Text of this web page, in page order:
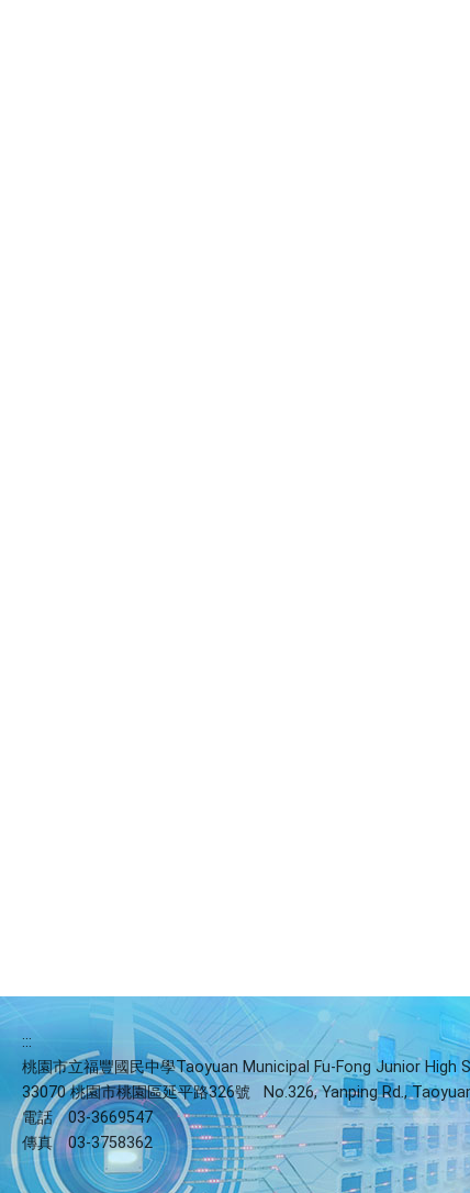
:::
桃園市立福豐國民中學Taoyuan Municipal Fu-Fong Junior High
33070 桃園市桃園區延平路326號
No.326, Yanping Rd.,
電話
03-3669547
傳真
03-3758362